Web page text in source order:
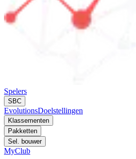
Spelers
SBC
EvolutionsDoelstellingen
Klassementen
Pakketten
Sel. bouwer
MyClub